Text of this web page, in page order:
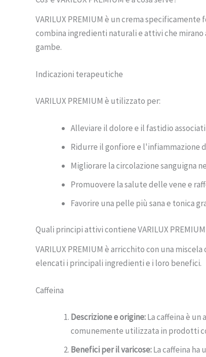
VARILUX PREMIUM è un crema
combina ingredienti naturali e attivi che mirano
gambe.
Indicazioni terapeutiche
VARILUX PREMIUM è utilizzato per:
Alleviare il dolore e il fastidio
Ridurre il gonfiore e l'infiammazione
Migliorare la circolazione sanguigna
Promuovere la salute delle vene e
Favorire una pelle più sana e tonica
Quali principi attivi contiene VARILUX
VARILUX PREMIUM è arricchito con una
elencati i principali ingredienti e i loro benefici.
Caffeina
Descrizione e origine:La caffeina è
comunemente utilizzata in prodotti
Benefici per il varicose:La caffeina